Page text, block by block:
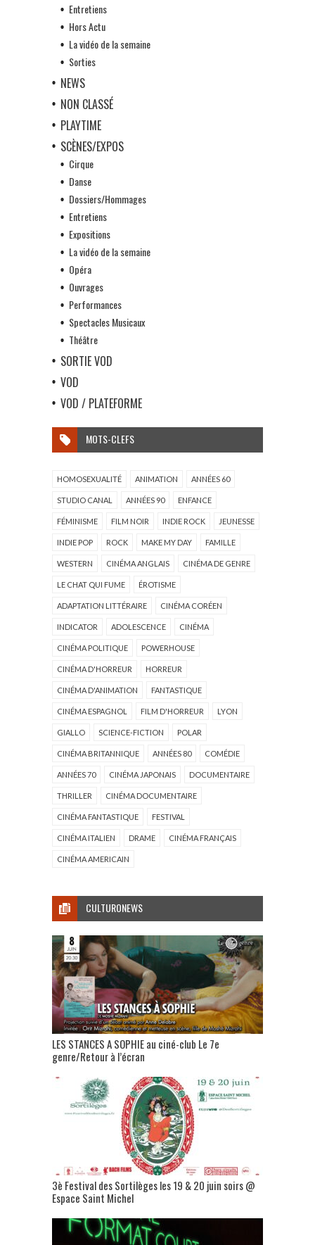
Entretiens
Hors Actu
La vidéo de la semaine
Sorties
NEWS
NON CLASSÉ
PLAYTIME
SCÈNES/EXPOS
Cirque
Danse
Dossiers/Hommages
Entretiens
Expositions
La vidéo de la semaine
Opéra
Ouvrages
Performances
Spectacles Musicaux
Théâtre
SORTIE VOD
VOD
VOD / PLATEFORME
MOTS-CLEFS
HOMOSEXUALITÉ ANIMATION ANNÉES 60
STUDIO CANAL ANNÉES 90 ENFANCE
FÉMINISME FILM NOIR INDIE ROCK JEUNESSE
INDIE POP ROCK MAKE MY DAY FAMILLE
WESTERN CINÉMA ANGLAIS CINÉMA DE GENRE
LE CHAT QUI FUME ÉROTISME
ADAPTATION LITTÉRAIRE CINÉMA CORÉEN
INDICATOR ADOLESCENCE CINÉMA
CINÉMA POLITIQUE POWERHOUSE
CINÉMA D'HORREUR HORREUR
CINÉMA D'ANIMATION FANTASTIQUE
CINÉMA ESPAGNOL FILM D'HORREUR LYON
GIALLO SCIENCE-FICTION POLAR
CINÉMA BRITANNIQUE ANNÉES 80 COMÉDIE
ANNÉES 70 CINÉMA JAPONAIS DOCUMENTAIRE
THRILLER CINÉMA DOCUMENTAIRE
CINÉMA FANTASTIQUE FESTIVAL
CINÉMA ITALIEN DRAME CINÉMA FRANÇAIS
CINÉMA AMERICAIN
CULTURONEWS
LES STANCES A SOPHIE au ciné-club Le 7e
genre/Retour à l’écran
3è Festival des Sortilèges les 19 & 20 juin soirs @
Espace Saint Michel